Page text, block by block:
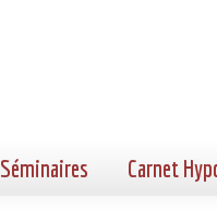
Séminaires Carnet